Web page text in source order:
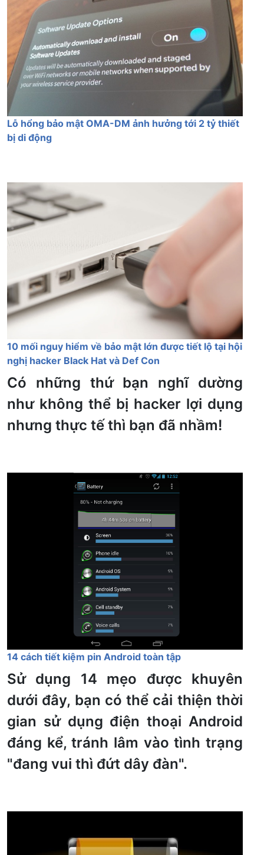
Lỗ hổng bảo mật OMA-DM ảnh hưởng tới 2 tỷ thiết
bị di động
10 mối nguy hiểm về bảo mật lớn được tiết lộ tại hội
nghị hacker Black Hat và Def Con
Có những thứ bạn nghĩ dường
như không thể bị hacker lợi dụng
nhưng thực tế thì bạn đã nhầm!
14 cách tiết kiệm pin Android toàn tập
Sử dụng 14 mẹo được khuyên
dưới đây, bạn có thể cải thiện thời
gian sử dụng điện thoại Android
đáng kể, tránh lâm vào tình trạng
"đang vui thì đứt dây đàn".